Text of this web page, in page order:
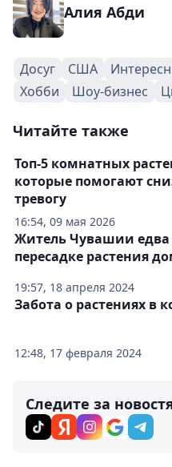
Алия Абди
Досуг США
Хобби
Шоу-бизнес
Читайте также
16:54, 09 мая 2026
Топ-5 комнатных
которые помогают
тревогу
19:57, 18 апреля 2024
Житель Чувашии едва
пересадке растения
12:48, 17 февраля 2024
Забота о растениях в
Следите за